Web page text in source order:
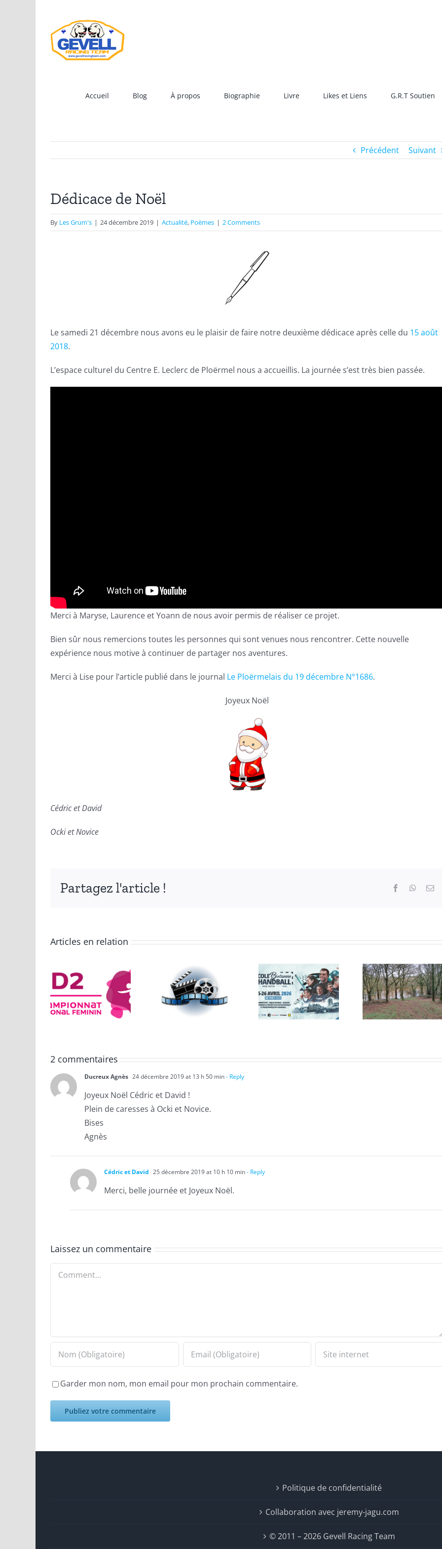
Accueil Blog À propos Biographie Livre Likes et Liens G.R.T Soutien
Précédent Suivant
Dédicace de Noël
By Les Grum's | 24 décembre 2019 | Actualité, Poèmes | 2 Comments
Le samedi 21 décembre nous avons eu le plaisir de faire notre deuxième dédicace après celle du 15 août
2018.
L’espace culturel du Centre E. Leclerc de Ploërmel nous a accueillis. La journée s’est très bien passée.
Merci à Maryse, Laurence et Yoann de nous avoir permis de réaliser ce projet.
Bien sûr nous remercions toutes les personnes qui sont venues nous rencontrer. Cette nouvelle
expérience nous motive à continuer de partager nos aventures.
Merci à Lise pour l’article publié dans le journal Le Ploërmelais du 19 décembre N°1686.
Joyeux Noël
Cédric et David
Ocki et Novice
Partagez l'article ! Facebook
Articles en relation
334 jours
Équipe de
France
Un
moment
précieux
2 commentaires
Ducreux Agnès 24 décembre 2019 at 13 h 50 min- Reply
Joyeux Noël Cédric et David !
Plein de caresses à Ocki et Novice.
Bises
Agnès
Cédric et David 25 décembre 2019 at 10 h 10 min- Reply
Merci, belle journée et Joyeux Noël.
Laissez un commentaire
Comment
Garder mon nom, mon email pour mon prochain commentaire.
Politique de confidentialité
Collaboration avec jeremy-jagu.com
© 2011 – 2026 Gevell Racing Team